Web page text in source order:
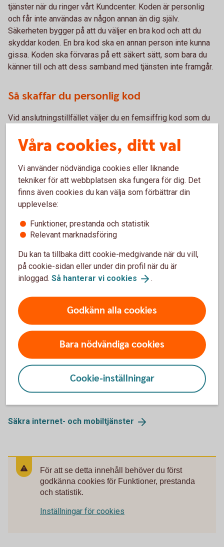
tjänster när du ringer vårt Kundcenter. Koden är personlig
och får inte användas av någon annan än dig själv.
Säkerheten bygger på att du väljer en bra kod och att du
skyddar koden. En bra kod ska en annan person inte kunna
gissa. Koden ska förvaras på ett säkert sätt, som bara du
känner till och att dess samband med tjänsten inte framgår.
Så skaffar du personlig kod
Vid anslutningstillfället väljer du en femsiffrig kod som du
Du ansluter dig direkt i internetbanken. Är du ny kund i
välkommen in på närmaste bankkontor.
Din personliga kod kan du byta när som helst i
internetbanken eller i självbetjäning:
Ring Kundcenter Privat på 0459-387 77 eller Företag på
0459-387 77.
Välj därefter 92# och byt din kod enligt
instruktionsrösten.
Så skaffar du Mobilt BankID
Även Mobilt BankID skaffar du direkt i internetbanken.
Läs mer om Mobilt BankID
Mer information
Säkra internet- och mobiltjänster
För att se detta innehåll behöver du först
godkänna cookies för Funktioner, prestanda
och statistik.
Inställningar för cookies
Våra cookies, ditt val
Vi använder nödvändiga cookies eller liknande
tekniker för att webbplatsen ska fungera för dig. Det
finns även cookies du kan välja som förbättrar din
upplevelse:
Funktioner, prestanda och statistik
Relevant marknadsföring
Du kan ta tillbaka ditt cookie-medgivande när du vill,
på cookie-sidan eller under din profil när du är
inloggad. Så hanterar vi cookies .
Godkänn alla cookies
Bara nödvändiga cookies
Cookie-inställningar